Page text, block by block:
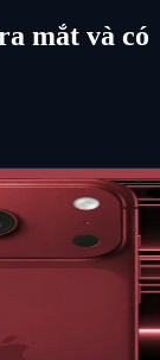
mắt và có